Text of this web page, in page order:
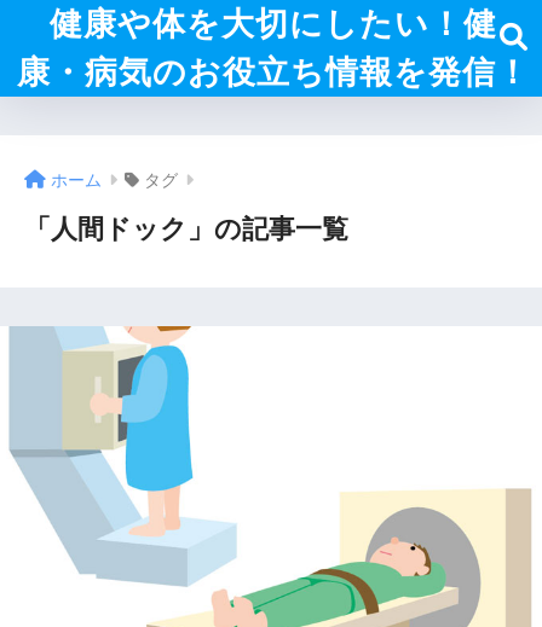
健康や体を大切にしたい！健
康・病気のお役立ち情報を発信！
ホーム タグ
「人間ドック」の記事一覧